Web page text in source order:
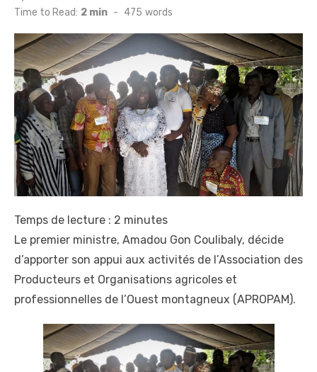
Time to Read: 2 min - 475 words
Temps de lecture : 2 minutes
Le premier ministre, Amadou Gon Coulibaly, décide
d’apporter son appui aux activités de l’Association des
Producteurs et Organisations agricoles et
professionnelles de l’Ouest montagneux (APROPAM).